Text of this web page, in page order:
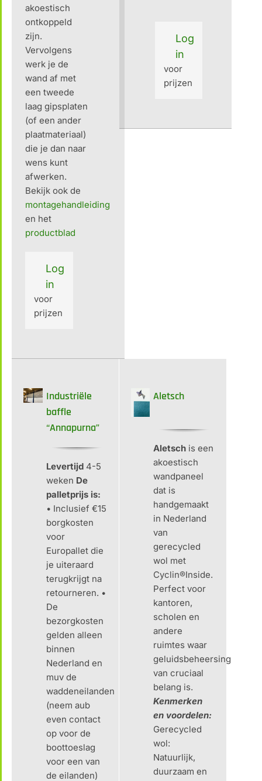
akoestisch
ontkoppeld
zijn.
Vervolgens
werk je de
wand af met
een tweede
laag gipsplaten
(of een ander
plaatmateriaal)
die je dan naar
wens kunt
afwerken.
Bekijk ook de
montagehandleiding
en het
productblad
Log
in
voor
prijzen
Log
in
voor
prijzen
Industriële
baffle
“Annapurna”
Levertijd4-5
weken De
palletprijs is:
• Inclusief €15
borgkosten
voor
Europallet die
je uiteraard
terugkrijgt na
retourneren. •
De
bezorgkosten
gelden alleen
binnen
Nederland en
muv de
waddeneilanden
(neem aub
even contact
op voor de
boottoeslag
voor een van
de eilanden)
Aletsch
Aletsch is een
akoestisch
wandpaneel
dat is
handgemaakt
in Nederland
van
gerecycled
wol met
Cyclin®Inside.
Perfect voor
kantoren,
scholen en
andere
ruimtes waar
geluidsbeheersing
van cruciaal
belang is.
Kenmerken
en voordelen:
Gerecycled
wol:
Natuurlijk,
duurzaam en